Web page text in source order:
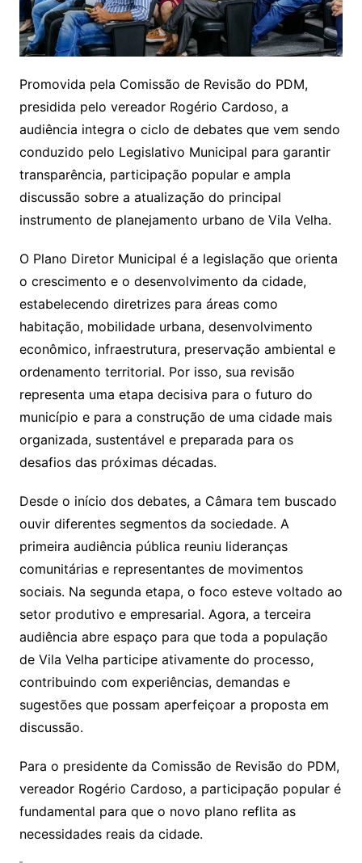
Promovida pela Comissão de Revisão do PDM,
presidida pelo vereador Rogério Cardoso, a
audiência integra o ciclo de debates que vem sendo
conduzido pelo Legislativo Municipal para garantir
transparência, participação popular e ampla
discussão sobre a atualização do principal
instrumento de planejamento urbano de Vila Velha.
O Plano Diretor Municipal é a legislação que orienta
o crescimento e o desenvolvimento da cidade,
estabelecendo diretrizes para áreas como
habitação, mobilidade urbana, desenvolvimento
econômico, infraestrutura, preservação ambiental e
ordenamento territorial. Por isso, sua revisão
representa uma etapa decisiva para o futuro do
município e para a construção de uma cidade mais
organizada, sustentável e preparada para os
desafios das próximas décadas.
Desde o início dos debates, a Câmara tem buscado
ouvir diferentes segmentos da sociedade. A
primeira audiência pública reuniu lideranças
comunitárias e representantes de movimentos
sociais. Na segunda etapa, o foco esteve voltado ao
setor produtivo e empresarial. Agora, a terceira
audiência abre espaço para que toda a população
de Vila Velha participe ativamente do processo,
contribuindo com experiências, demandas e
sugestões que possam aperfeiçoar a proposta em
discussão.
Para o presidente da Comissão de Revisão do PDM,
vereador Rogério Cardoso, a participação popular é
fundamental para que o novo plano reflita as
necessidades reais da cidade.